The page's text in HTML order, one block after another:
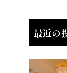
最近の